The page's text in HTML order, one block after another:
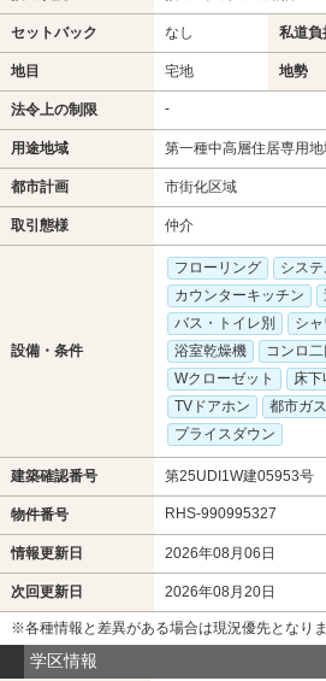
セットバック なし 私道負
地目 宅地 地勢
法令上の制限 -
用途地域 第一種中高層住居専用
都市計画 市街化区域
取引態様 仲介
設備・条件
フローリング
シス
カウンターキッチン
バス・トイレ別
シ
浴室乾燥機
コンロ二
Wクローゼット
床下
TVドアホン
都市ガス
プライスダウン
建築確認番号 第25UDI1W建05953号
物件番号 RHS-990995327
情報更新日 2026年08月06日
次回更新日 2026年08月20日
※各種情報と差異がある場合は現況優先となり
学区情報